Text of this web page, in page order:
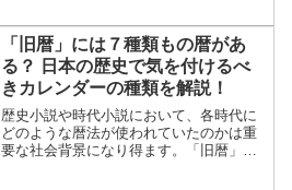
いつきません。これはポルトガルの宣教
師「ルイス・フロイス」がイエズス会へ
の報告書簡に記したことで、武田信玄へ
の返信書状における信長の署名とされて
います。信玄の書状は元亀2（1571）年
の比叡山焼討を受けてのことで、そこに
は「テンダイノ・ザスシ………………～
続きを読む～
「旧暦」には７種類もの暦があ
る？ 日本の歴史で気を付けるべ
きカレンダーの種類を解説！
歴史小説や時代小説において、各時代に
どのような暦法が使われていたのかは重
要な社会背景になり得ます。「旧暦」と